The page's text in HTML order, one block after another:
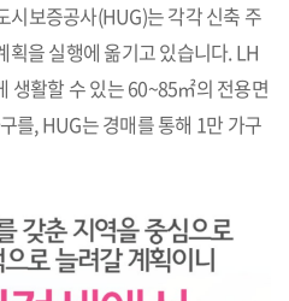
시보증공사(HUG)는 각각 신축 주
획을 실행에 옮기고 있습니다. LH
생활할 수 있는 60~85㎡의 전용면
를, HUG는 경매를 통해 1만 가구